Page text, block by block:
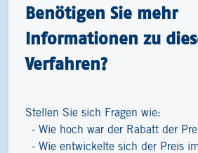
Benötigen Sie mehr
Informationen zu
Verfahren?
Stellen Sie sich Fragen wie:
Wie hoch war der Rabatt der
Wie entwickelte sich der Preis